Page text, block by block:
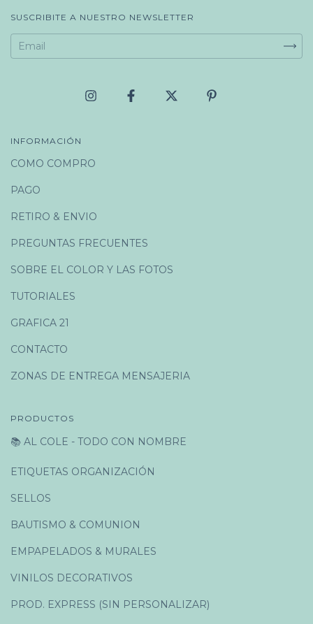
SUSCRIBITE A NUESTRO NEWSLETTER
INFORMACIÓN
COMO COMPRO
PAGO
RETIRO & ENVIO
PREGUNTAS FRECUENTES
SOBRE EL COLOR Y LAS FOTOS
TUTORIALES
GRAFICA 21
CONTACTO
ZONAS DE ENTREGA MENSAJERIA
PRODUCTOS
📚 AL COLE - TODO CON NOMBRE
ETIQUETAS ORGANIZACIÓN
SELLOS
BAUTISMO & COMUNION
EMPAPELADOS & MURALES
VINILOS DECORATIVOS
PROD. EXPRESS (SIN PERSONALIZAR)